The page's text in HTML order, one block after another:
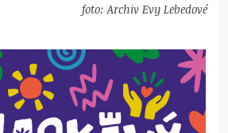
foto: Archiv Evy Lebedové